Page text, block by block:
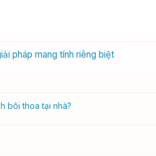
pháp mang tính riêng biệt
bôi thoa tại nhà?